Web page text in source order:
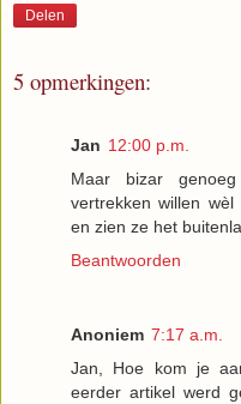
Delen
5 opmerkingen:
Jan 12:00 p.m.
Maar bizar
vertrekken willen wèl
en zien ze het
Beantwoorden
Anoniem 7:17 a.m.
Jan, Hoe kom je
eerder artikel werd